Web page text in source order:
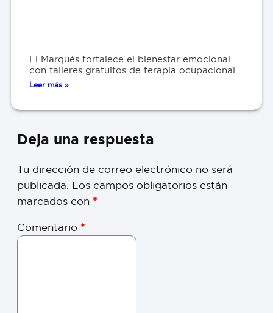
El Marqués fortalece el bienestar emocional
con talleres gratuitos de terapia ocupacional
Leer más »
Deja una respuesta
Tu dirección de correo electrónico no será
publicada. Los campos obligatorios están
marcados con *
Comentario *